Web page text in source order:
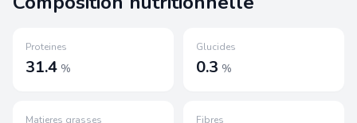
Proteines
31.4 %
Glucides
0.3 %
Matieres grasses Fibres